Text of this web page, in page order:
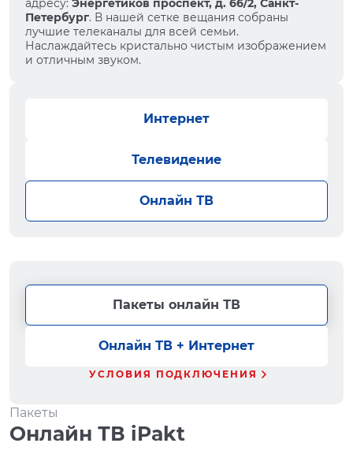
адресу: Энергетиков проспект, д. 66/2, Санкт-
Петербург. В нашей сетке вещания собраны
лучшие телеканалы для всей семьи.
Наслаждайтесь кристально чистым изображением
и отличным звуком.
Интернет
Телевидение
Онлайн ТВ
Пакеты онлайн ТВ
Онлайн ТВ + Интернет
УСЛОВИЯ ПОДКЛЮЧЕНИЯ
Пакеты
Онлайн ТВ iPakt